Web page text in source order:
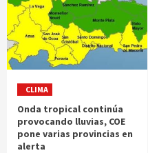
CLIMA
Onda tropical continúa
provocando lluvias, COE
pone varias provincias en
alerta